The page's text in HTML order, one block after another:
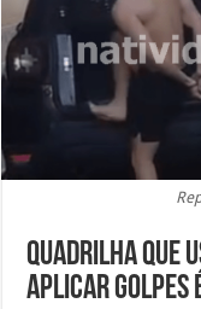
Quadrilha que
aplicar golpes